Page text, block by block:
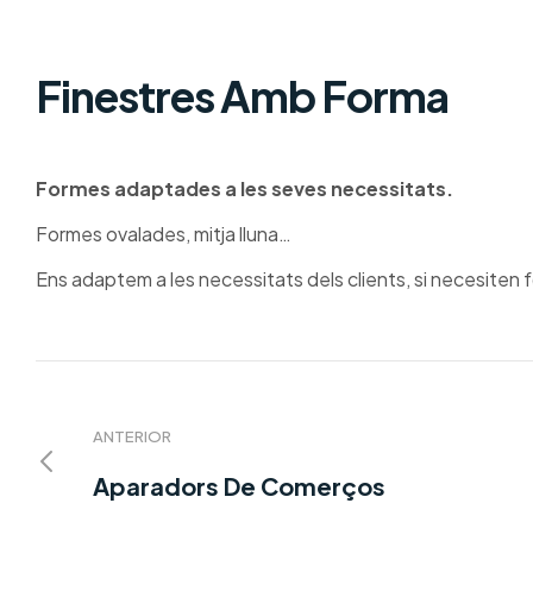
Finestres Amb Forma
Formes adaptades a les seves necessitats.
Formes ovalades, mitja lluna…
Ens adaptem a les necessitats dels clients, si necesiten
ANTERIOR
Aparadors De Comerços